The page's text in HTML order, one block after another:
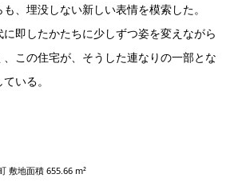
、埋没しない新しい表情を模索した。
即したかたちに少しずつ姿を変えながら
この住宅が、そうした連なりの⼀部とな
いる。
敷地⾯積 655.66 m²